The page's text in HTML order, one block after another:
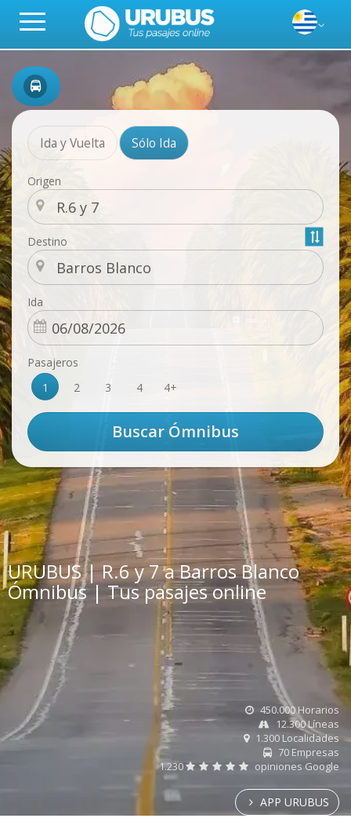
Ida y Vuelta Sólo Ida
Origen
Destino
Ida
Pasajeros
1
2 3 4 4+
URUBUS | R.6 y 7 a Barros Blanco
Ómnibus | Tus pasajes online
450.000 Horarios
12.300 Líneas
1.300 Localidades
70 Empresas
1.230
opiniones Google
APP URUBUS